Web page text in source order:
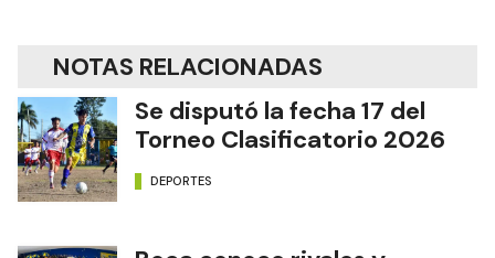
NOTAS RELACIONADAS
Se disputó la fecha 17 del
Torneo Clasificatorio 2026
DEPORTES